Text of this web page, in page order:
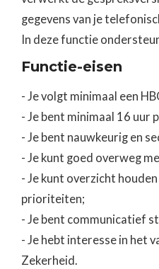
gegevens van je
In deze functie
Functie-eisen
- Je volgt minimaal een
- Je bent minimaal 16 uur
- Je bent nauwkeurig en
- Je kunt goed overweg
- Je kunt overzicht
prioriteiten;
- Je bent communicatief
- Je hebt interesse in het
Zekerheid.